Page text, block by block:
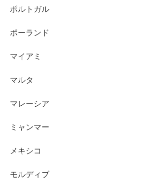
ポルトガル
ポーランド
マイアミ
マルタ
マレーシア
ミャンマー
メキシコ
モルディブ